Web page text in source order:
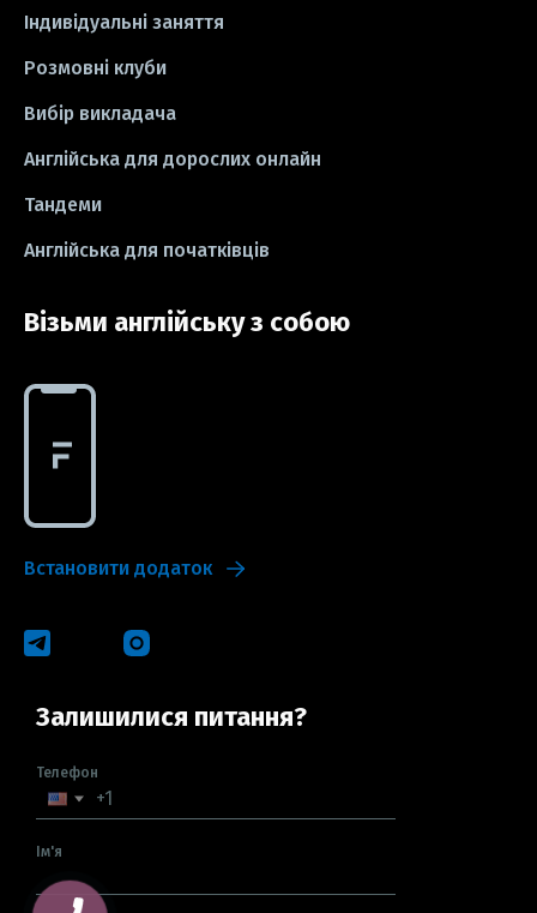
#школа #ігри
#СV #резюме
#idioms
Індивідуальні заняття
Розмовні клуби
Вибір викладача
Англійська для дорослих онлайн
Тандеми
Англійська для початківців
Візьми англійську з собою
Встановити додаток
Залишилися питання?
Телефон
Ім'я